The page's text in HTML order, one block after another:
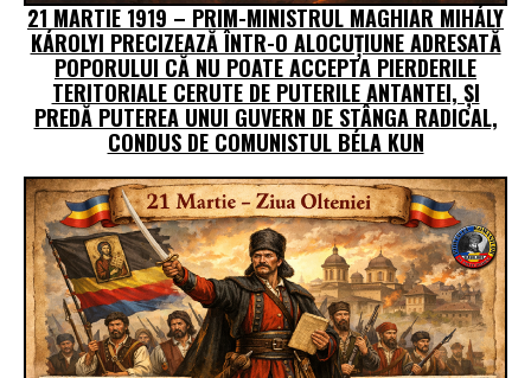
21 MARTIE 1919 – PRIM-MINISTRUL MAGHIAR MIHÁLY
KÁROLYI PRECIZEAZĂ ÎNTR-O ALOCUȚIUNE ADRESATĂ
POPORULUI CĂ NU POATE ACCEPTA PIERDERILE
TERITORIALE CERUTE DE PUTERILE ANTANTEI, ȘI
PREDĂ PUTEREA UNUI GUVERN DE STÂNGA RADICAL,
CONDUS DE COMUNISTUL BÉLA KUN